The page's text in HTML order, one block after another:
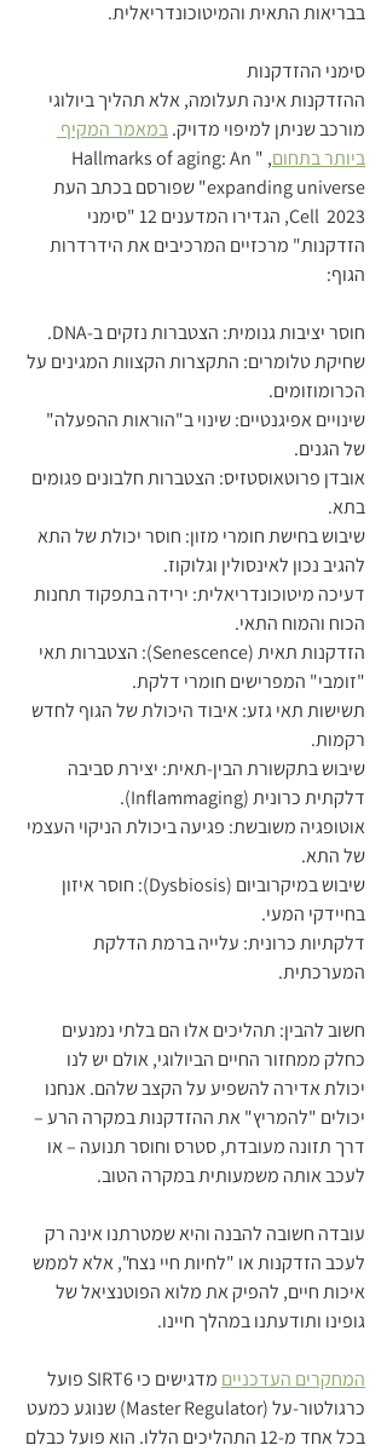
בבריאות התאית והמיטוכונדריאלית.
סימני ההזדקנות
ההזדקנות אינה תעלומה, אלא תהליך ביולוגי
מורכב שניתן למיפוי מדויק. במאמר המקיף
ביותר בתחום
, "Hallmarks of aging: An
expanding universe" שפורסם בכתב העת
Cell  2023, הגדירו המדענים 12 "סימני
הזדקנות" מרכזיים המרכיבים את הידרדרות
הגוף:
חוסר יציבות גנומית: הצטברות נזקים ב-DNA.
שחיקת טלומרים: התקצרות הקצוות המגינים על
הכרומוזומים.
שינויים אפיגנטיים: שינוי ב"הוראות ההפעלה"
של הגנים.
אובדן פרוטאוסטזיס: הצטברות חלבונים פגומים
בתא.
שיבוש בחישת חומרי מזון: חוסר יכולת של התא
להגיב נכון לאינסולין וגלוקוז.
דעיכה מיטוכונדריאלית: ירידה בתפקוד תחנות
הכוח והמוח התאי.
הזדקנות תאית (Senescence): הצטברות תאי
"זומבי" המפרישים חומרי דלקת.
תשישות תאי גזע: איבוד היכולת של הגוף לחדש
רקמות.
שיבוש בתקשורת הבין-תאית: יצירת סביבה
דלקתית כרונית (Inflammaging).
אוטופגיה משובשת: פגיעה ביכולת הניקוי העצמי
של התא.
שיבוש במיקרוביום (Dysbiosis): חוסר איזון
בחיידקי המעי.
דלקתיות כרונית: עלייה ברמת הדלקת
המערכתית.
חשוב להבין: תהליכים אלו הם בלתי נמנעים
כחלק ממחזור החיים הביולוגי, אולם יש לנו
יכולת אדירה להשפיע על הקצב שלהם. אנחנו
יכולים "להמריץ" את ההזדקנות במקרה הרע –
דרך תזונה מעובדת, סטרס וחוסר תנועה – או
לעכב אותה משמעותית במקרה הטוב.
עובדה חשובה להבנה והיא שמטרתנו אינה רק
לעכב הזדקנות או "לחיות חיי נצח", אלא לממש
איכות חיים, להפיק את מלוא הפוטנציאל של
גופינו ותודעתנו במהלך חיינו.
המחקרים העדכניים
מדגישים כי SIRT6 פועל
כרגולטור-על (Master Regulator) שנוגע כמעט
בכל אחד מ-12 התהליכים הללו. הוא פועל כבלם